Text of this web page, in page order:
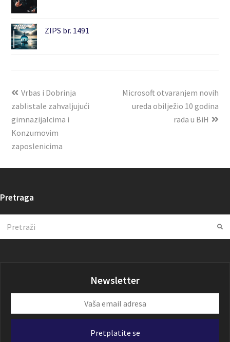
ZIPS br. 1491
Vrbas i Dobrinja
zablistale zahvaljujući
gimnazijalcima i
Konzumovim
zaposlenicima
Microsoft otvaranjem novih
ureda obilježio 10 godina
rada u BiH
Pretraga
Newsletter
email
Pretplatite se